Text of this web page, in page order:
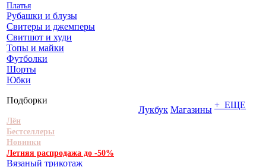
Платья
Рубашки и блузы
Свитеры и джемперы
Свитшот и худи
Топы и майки
Футболки
Шорты
Юбки
Подборки
Лён
Бестселлеры
Новинки
Летняя распродажа до -50%
Вязаный трикотаж
Лукбук Магазины + ЕЩЕ